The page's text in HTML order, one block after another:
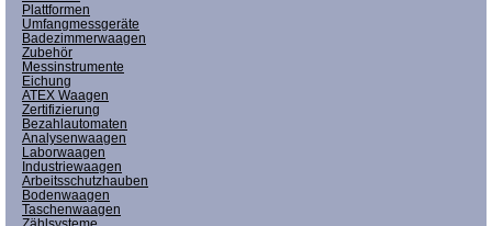
Plattformen
Umfangmessgeräte
Badezimmerwaagen
Zubehör
Messinstrumente
Eichung
ATEX Waagen
Zertifizierung
Bezahlautomaten
Analysenwaagen
Laborwaagen
Industriewaagen
Arbeitsschutzhauben
Bodenwaagen
Taschenwaagen